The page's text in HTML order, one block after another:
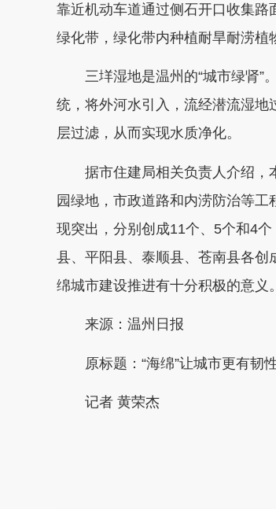
靠近机动车道通过侧石开口收集
绿化带，绿化带内种植耐旱耐涝植
三垟湿地是温州的“城市绿肾”
统，将外河水引入，流经潜流湿
层过滤，从而实现水质净化。
据市住建局相关负责人介绍，
园绿地，市政道路和内涝防治等
现突出，分别创成11个、5个和4
县、平阳县、泰顺县、苍南县各
绵城市建设推进有十分积极的意义。
来源：温州日报
原标题：“海绵”让城市更有
记者 黄荣杰